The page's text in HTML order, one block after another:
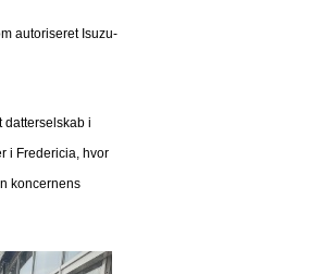
autoriseret Isuzu-
datterselskab i
i Fredericia, hvor
koncernens